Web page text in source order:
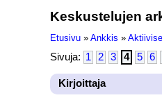
Keskustelujen
Etusivu » Ankkis »
Sivuja: 1 2 3 4 5 6
Kirjoittaja